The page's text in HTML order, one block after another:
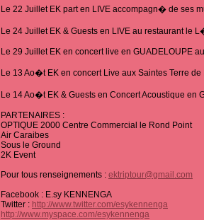
Le 22 Juillet EK part en LIVE accompagn� de ses
Le 24 Juillet EK & Guests en LIVE au restaurant le
Le 29 Juillet EK en concert live en GUADELOUPE
Le 13 Ao�t EK en concert Live aux Saintes Terre de
Le 14 Ao�t EK & Guests en Concert Acoustique en
PARTENAIRES :
OPTIQUE 2000 Centre Commercial le Rond Point
Air Caraibes
Sous le Ground
2K Event
Pour tous renseignements : ektriptour@gmail.com
Facebook : E.sy KENNENGA
Twitter : http://www.twitter.com/esykennenga
http://www.myspace.com/esykennenga